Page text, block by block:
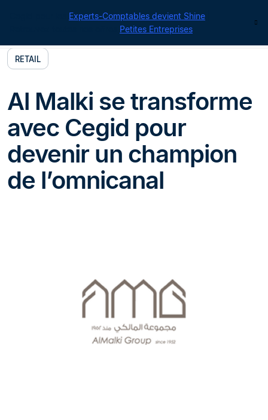
Experts-Comptables devient Shine
Petites Entreprises
RETAIL
Al Malki se transforme
avec Cegid pour
devenir un champion
de l’omnicanal